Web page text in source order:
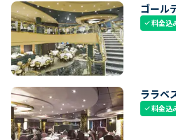
ゴール
check料金込
ララベ
check料金込